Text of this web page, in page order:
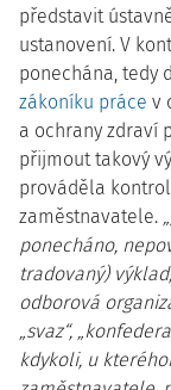
představit
ustanovení. V
ponechána, tedy
zákoníku práce v
a ochrany zdraví
přijmout takový
prováděla
zaměstnavatele.
ponecháno,
tradovaný)
odborová
„svaz“,
kdykoli, u